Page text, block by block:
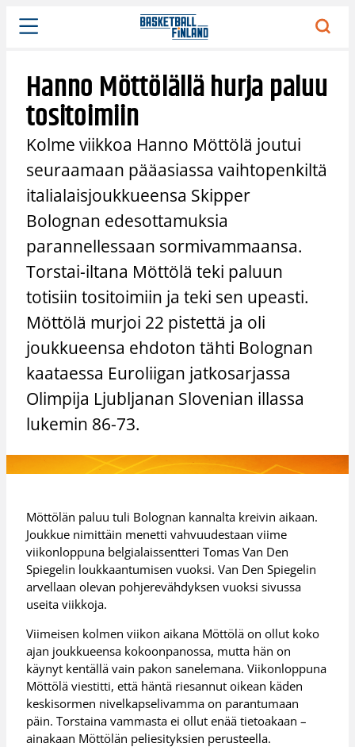
Siirry
sisältöön
Hanno Möttölällä hurja paluu
tositoimiin
Kolme viikkoa Hanno Möttölä joutui
seuraamaan pääasiassa vaihtopenkiltä
italialaisjoukkueensa Skipper
Bolognan edesottamuksia
parannellessaan sormivammaansa.
Torstai-iltana Möttölä teki paluun
totisiin tositoimiin ja teki sen upeasti.
Möttölä murjoi 22 pistettä ja oli
joukkueensa ehdoton tähti Bolognan
kaataessa Euroliigan jatkosarjassa
Olimpija Ljubljanan Slovenian illassa
lukemin 86-73.
Möttölän paluu tuli Bolognan kannalta kreivin aikaan.
Joukkue nimittäin menetti vahvuudestaan viime
viikonloppuna belgialaissentteri Tomas Van Den
Spiegelin loukkaantumisen vuoksi. Van Den Spiegelin
arvellaan olevan pohjerevähdyksen vuoksi sivussa
useita viikkoja.
Viimeisen kolmen viikon aikana Möttölä on ollut koko
ajan joukkueensa kokoonpanossa, mutta hän on
käynyt kentällä vain pakon sanelemana. Viikonloppuna
Möttölä viestitti, että häntä riesannut oikean käden
keskisormen nivelkapselivamma on parantumaan
päin. Torstaina vammasta ei ollut enää tietoakaan –
ainakaan Möttölän peliesityksien perusteella.